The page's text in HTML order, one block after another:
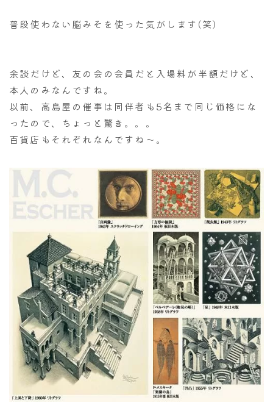
普段使わない脳みそを使った気がします(笑)
余談だけど、友の会の会員だと入場料が半額だけど、
本人のみなんですね。
以前、高島屋の催事は同伴者も5名まで同じ価格にな
ったので、ちょっと驚き。。。
百貨店もそれぞれなんですね～。